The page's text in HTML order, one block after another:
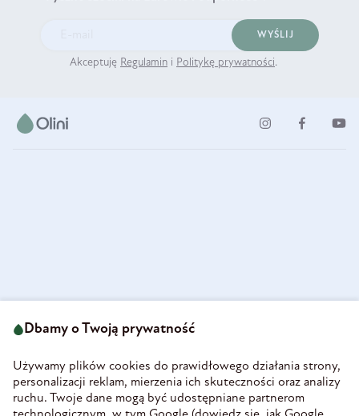
WYŚLIJ
Akceptuję Regulamin i Politykę prywatności.
58-160 Świebodzice
REGON 890213034
INFORMACJE
Dbamy o Twoją prywatność
Używamy plików cookies do prawidłowego działania strony,
personalizacji reklam, mierzenia ich skuteczności oraz analizy
ruchu. Twoje dane mogą być udostępniane partnerom